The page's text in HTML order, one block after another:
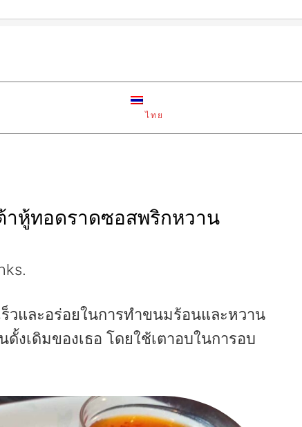
ไทย
าหู้ทอดราดซอสพริกหวาน
วและอร่อยในการทำขนมร้อนและหวาน
เดิมของเธอ โดยใช้เตาอบในการอบ